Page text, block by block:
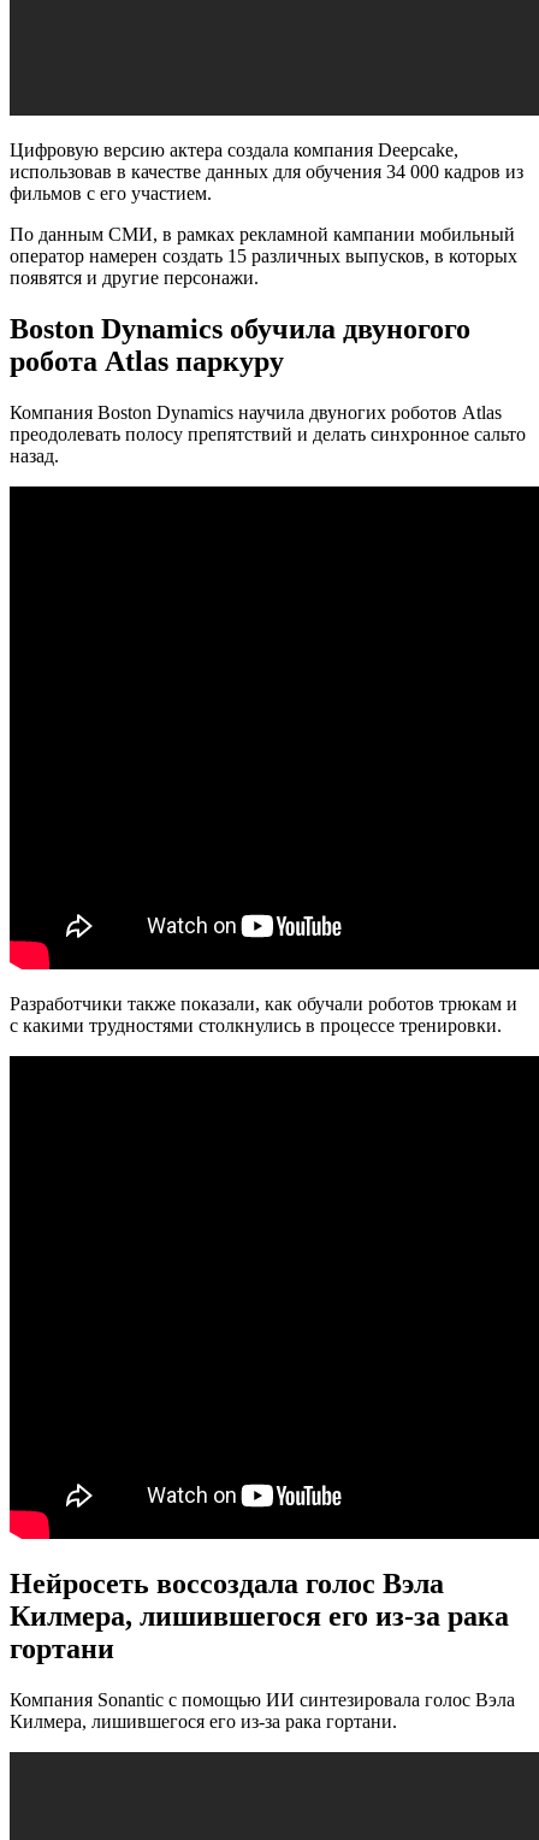
Цифровую версию актера создала компания Deepcake,
использовав в качестве данных для обучения 34 000 кадров из
фильмов с его участием.
По данным СМИ, в рамках рекламной кампании мобильный
оператор намерен создать 15 различных выпусков, в которых
появятся и другие персонажи.
Boston Dynamics обучила двуногого
робота Atlas паркуру
Компания Boston Dynamics научила двуногих роботов Atlas
преодолевать полосу препятствий и делать синхронное сальто
назад.
Разработчики также показали, как обучали роботов трюкам и
с какими трудностями столкнулись в процессе тренировки.
Нейросеть воссоздала голос Вэла
Килмера, лишившегося его из-за рака
гортани
Компания Sonantic с помощью ИИ синтезировала голос Вэла
Килмера, лишившегося его из-за рака гортани.